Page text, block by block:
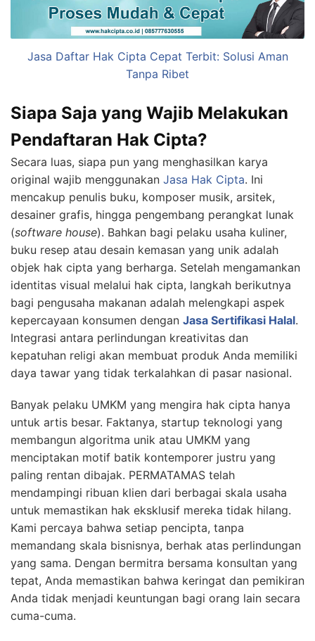
Jasa Daftar Hak Cipta Cepat Terbit: Solusi Aman
Tanpa Ribet
Siapa Saja yang Wajib Melakukan
Pendaftaran Hak Cipta?
Secara luas, siapa pun yang menghasilkan karya
original wajib menggunakan Jasa Hak Cipta. Ini
mencakup penulis buku, komposer musik, arsitek,
desainer grafis, hingga pengembang perangkat lunak
(software house). Bahkan bagi pelaku usaha kuliner,
buku resep atau desain kemasan yang unik adalah
objek hak cipta yang berharga. Setelah mengamankan
identitas visual melalui hak cipta, langkah berikutnya
bagi pengusaha makanan adalah melengkapi aspek
kepercayaan konsumen dengan Jasa Sertifikasi Halal.
Integrasi antara perlindungan kreativitas dan
kepatuhan religi akan membuat produk Anda memiliki
daya tawar yang tidak terkalahkan di pasar nasional.
Banyak pelaku UMKM yang mengira hak cipta hanya
untuk artis besar. Faktanya, startup teknologi yang
membangun algoritma unik atau UMKM yang
menciptakan motif batik kontemporer justru yang
paling rentan dibajak. PERMATAMAS telah
mendampingi ribuan klien dari berbagai skala usaha
untuk memastikan hak eksklusif mereka tidak hilang.
Kami percaya bahwa setiap pencipta, tanpa
memandang skala bisnisnya, berhak atas perlindungan
yang sama. Dengan bermitra bersama konsultan yang
tepat, Anda memastikan bahwa keringat dan pemikiran
Anda tidak menjadi keuntungan bagi orang lain secara
cuma-cuma.